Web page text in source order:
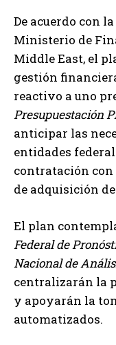
De acuerdo con
Ministerio de
Middle East, el
gestión
reactivo a uno
Presupuestación
anticipar las
entidades
contratación con
de adquisición
El plan
Federal de
Nacional de
centralizarán la
y apoyarán la
automatizados.